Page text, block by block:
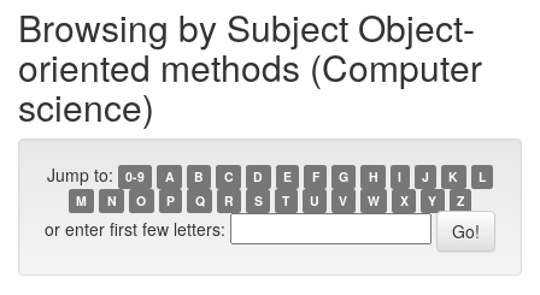
Browsing by Subject Object-
oriented methods (Computer
science)
Jump to: 0-9 A B C D E F G H I J K
L
M
N O P Q R S T U V W X Y Z
or enter first few letters: